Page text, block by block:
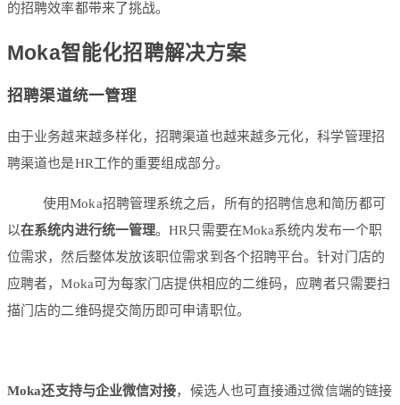
的招聘效率都带来了挑战。
Moka智能化招聘解决方案
招聘渠道统一管理
由于业务越来越多样化，招聘渠道也越来越多元化，科学管理招
聘渠道也是HR工作的重要组成部分。
使用Moka招聘管理系统之后，所有的招聘信息和简历都可
以在系统内进行统一管理。HR只需要在Moka系统内发布一个职
位需求，然后整体发放该职位需求到各个招聘平台。针对门店的
应聘者，Moka可为每家门店提供相应的二维码，应聘者只需要扫
描门店的二维码提交简历即可申请职位。
Moka还支持与企业微信对接，候选人也可直接通过微信端的链接